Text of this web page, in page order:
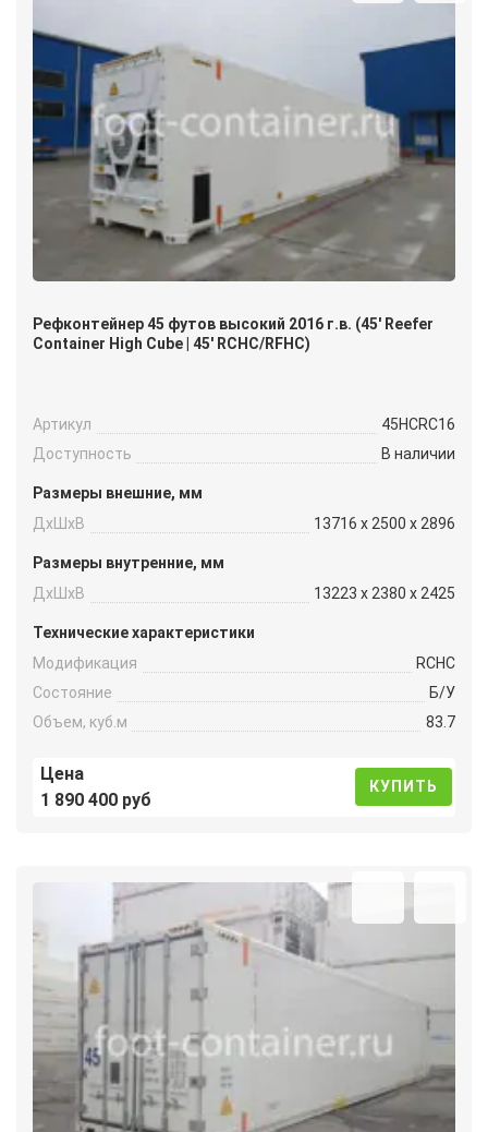
Рефконтейнер 45 футов высокий 2016 г.в. (45′ Reefer
Container High Cube | 45′ RCHC/RFHC)
Артикул
45HCRC16
Доступность
В наличии
Размеры внешние, мм
ДxШxВ
13716 x 2500 x 2896
Размеры внутренние, мм
ДxШxВ
13223 x 2380 x 2425
Технические характеристики
Модификация
RCHC
Состояние
Б/У
Объем, куб.м
83.7
Цена
1 890 400 руб
КУПИТЬ